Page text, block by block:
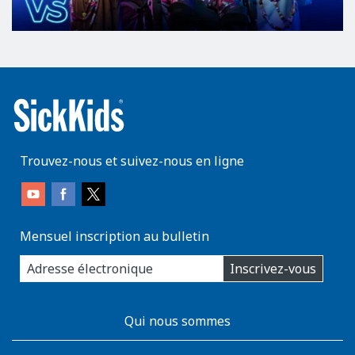
Trouvez-nous et suivez-nous en ligne
Mensuel inscription au bulletin
enter
you
email
Inscrivez-vous
AboutKidsHealthQui nous sommes